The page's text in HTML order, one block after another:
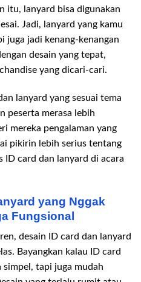
itu, lanyard bisa digunakan
Jadi, lanyard yang kamu
juga jadi kenang-kenangan
desain yang tepat,
yang dicari-cari.
lanyard yang sesuai tema
peserta merasa lebih
mereka pengalaman yang
pikirin lebih serius tentang
ID card dan lanyard di acara
yang Nggak
Fungsional
desain ID card dan lanyard
Bayangkan kalau ID card
simpel, tapi juga mudah